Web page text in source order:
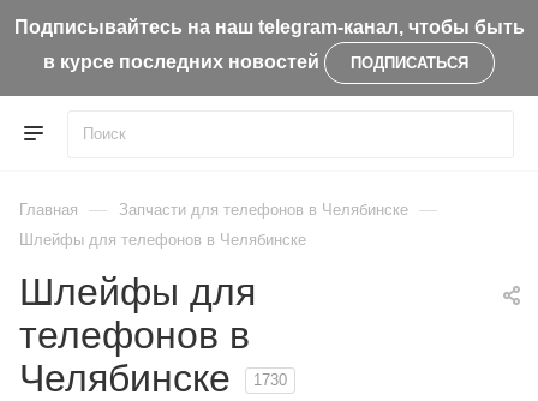
Подписывайтесь на наш telegram-канал, чтобы быть
в курсе последних новостей
ПОДПИСАТЬСЯ
Главная — Запчасти для телефонов в Челябинске —
Шлейфы для телефонов в Челябинске
Шлейфы для
телефонов в
Челябинске
1730